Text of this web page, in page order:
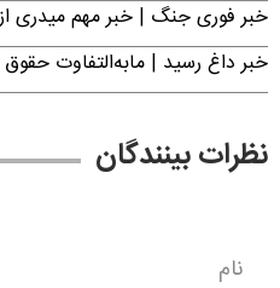
خبر فوری جنگ | خبر مهم میدری
خبر داغ رسید | مابه‌التفاوت
نظرات بینندگان
نام